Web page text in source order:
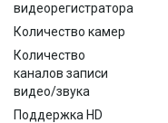
видеорегистратора
Количество камер
Количество
каналов записи
видео/звука
Поддержка HD